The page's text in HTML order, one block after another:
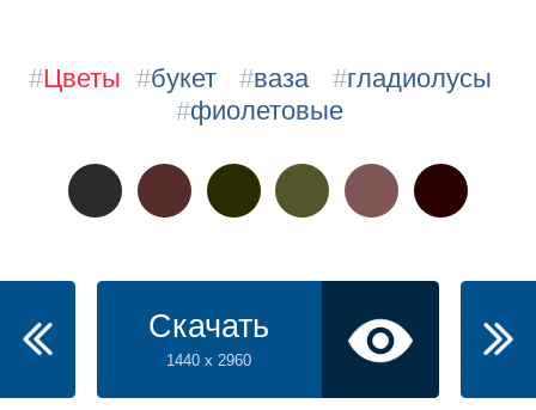
#Цветы #букет #ваза #гладиолусы
#фиолетовые
Скачать
1440 x 2960